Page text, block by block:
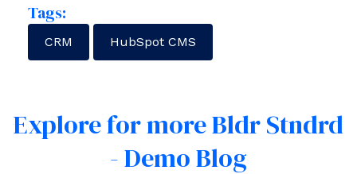
Tags:
CRM HubSpot CMS
Explore for more Bldr Stndrd
- Demo Blog